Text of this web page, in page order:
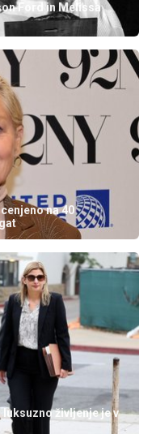
Ford in Melissa
na 40
življenje je v